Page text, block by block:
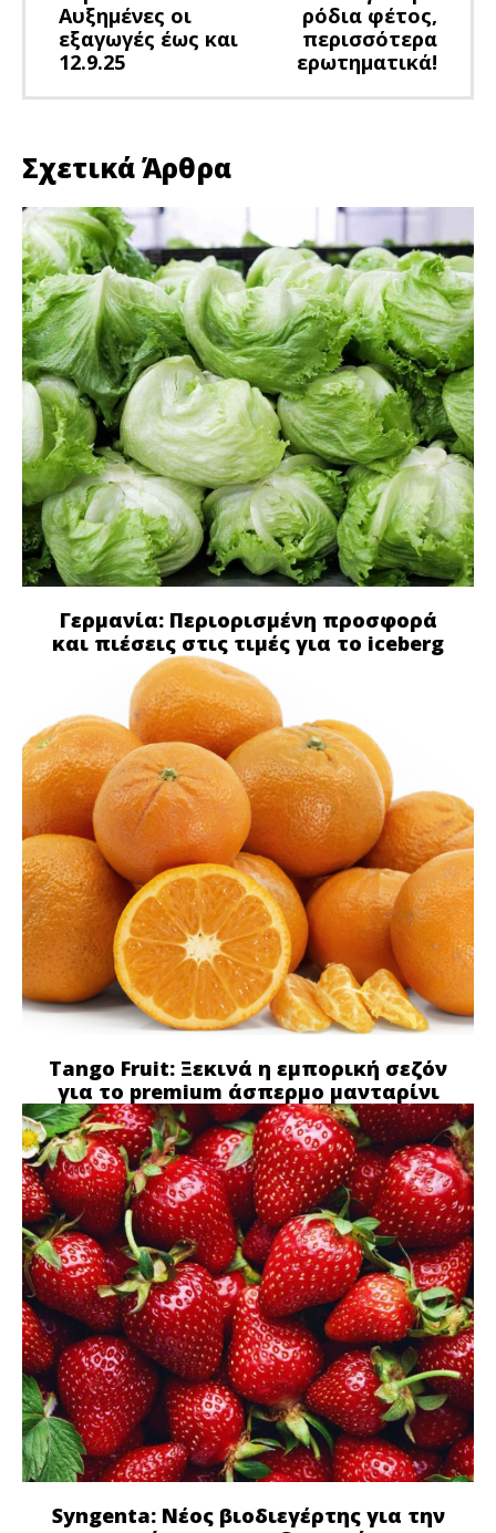
Αυξημένες οι
εξαγωγές έως και
12.9.25
ρόδια φέτος,
περισσότερα
ερωτηματικά!
Σχετικά Άρθρα
Γερμανία: Περιορισμένη προσφορά
και πιέσεις στις τιμές για το iceberg
Tango Fruit: Ξεκινά η εμπορική σεζόν
για το premium άσπερμο μανταρίνι
Syngenta: Νέος βιοδιεγέρτης για την